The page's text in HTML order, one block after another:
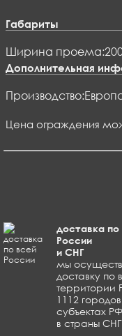
Габариты
Ширина проема:
Дополнительная
Производство:
Цена ограждения
доставка по
России
и СНГ
мы
доставку по
территории
1112
субъектах
в страны СНГ